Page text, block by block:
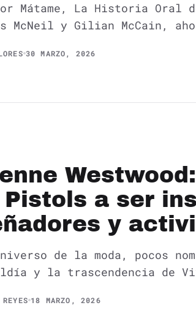
Mátame, La Historia
McNeil y Gilian McCain,
30 MARZO, 2026
Pistols a ser
y
de la moda, pocos
y la trascendencia de
18 MARZO, 2026